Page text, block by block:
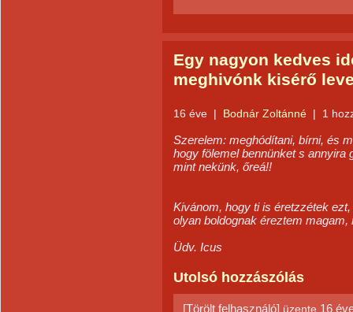
Egy nagyon kedves
meghivónk kisérő
16 éve | Bodnár Zoltánné | 1
Szerelem: meghódítani, bírni, és
hogy fölemel bennünket s annyira
mint nekünk, őreá!!
Kivánom, hogy ti is éretzzétek
olyan boldognak éreztem magam,
Üdv. Icus
Utolsó hozzászólás
[Törölt felhasználó] üzente 16